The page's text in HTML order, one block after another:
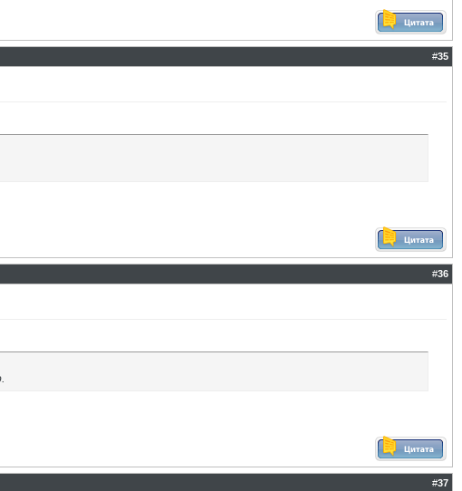
#35
#36
#37